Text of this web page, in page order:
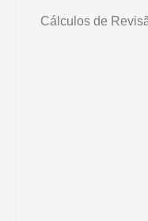
Cálculos de